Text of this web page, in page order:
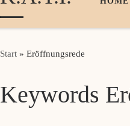
Start » Eröffnungsrede
Keywords